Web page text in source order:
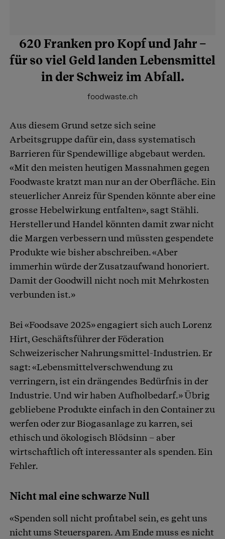
620 Franken pro Kopf und Jahr –
für so viel Geld landen ­Lebensmittel
in der Schweiz im Abfall.
foodwaste.ch
Aus diesem Grund setze sich seine
Arbeitsgruppe dafür ein, dass systematisch
Barrieren für Spendewillige abgebaut werden.
«Mit den meisten heutigen Massnahmen gegen
Foodwaste kratzt man nur an der Oberfläche. Ein
steuerlicher Anreiz für Spenden könnte aber eine
grosse Hebelwirkung entfalten», sagt Stähli.
Hersteller und Handel könnten damit zwar nicht
die Margen verbessern und müssten gespendete
Produkte wie bisher abschreiben. «Aber
immerhin würde der Zusatzaufwand honoriert.
Damit der Goodwill nicht noch mit Mehrkosten
verbunden ist.»
Bei «Foodsave 2025» engagiert sich auch Lorenz
Hirt, Geschäftsführer der Föderation
Schweizerischer Nahrungsmittel-Industrien. Er
sagt: «Lebensmittelverschwendung zu
verringern, ist ein drängendes Bedürfnis in der
Industrie. Und wir haben Aufholbedarf.» Übrig
gebliebene Produkte einfach in den Container zu
werfen oder zur Biogasanlage zu karren, sei
ethisch und ökologisch Blödsinn – aber
wirtschaftlich oft interessanter als spenden. Ein
Fehler.
Nicht mal eine schwarze Null
«Spenden soll nicht profitabel sein, es geht uns
nicht ums Steuersparen. Am Ende muss es nicht